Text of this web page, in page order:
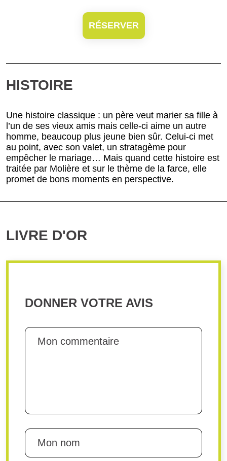
RÉSERVER
HISTOIRE
Une histoire classique : un père veut marier sa fille à
l’un de ses vieux amis mais celle-ci aime un autre
homme, beaucoup plus jeune bien sûr. Celui-ci met
au point, avec son valet, un stratagème pour
empêcher le mariage… Mais quand cette histoire est
traitée par Molière et sur le thème de la farce, elle
promet de bons moments en perspective.
LIVRE D'OR
DONNER VOTRE AVIS